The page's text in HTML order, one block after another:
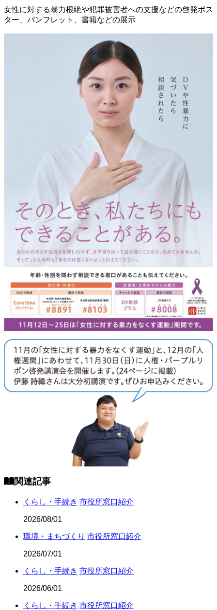
女性に対する暴力根絶や犯罪被害者への支援などの啓発ポス
ター、パンフレット、書籍などの展示
関連記事
くらし・手続き 市役所窓口紹介
2026/08/01
環境・まちづくり 市役所窓口紹介
2026/07/01
くらし・手続き 市役所窓口紹介
2026/06/01
くらし・手続き 市役所窓口紹介